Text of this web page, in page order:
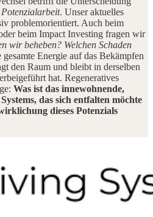
Potenzialarbeit. Unser aktuelles
problemorientiert. Auch beim
beim Impact Investing fragen wir
wir beheben? Welchen Schaden
gesamte Energie auf das Bekämpfen
den Raum und bleibt in derselben
hat. Regeneratives
Was ist das innewohnende,
das sich entfalten möchte
dieses Potenzials